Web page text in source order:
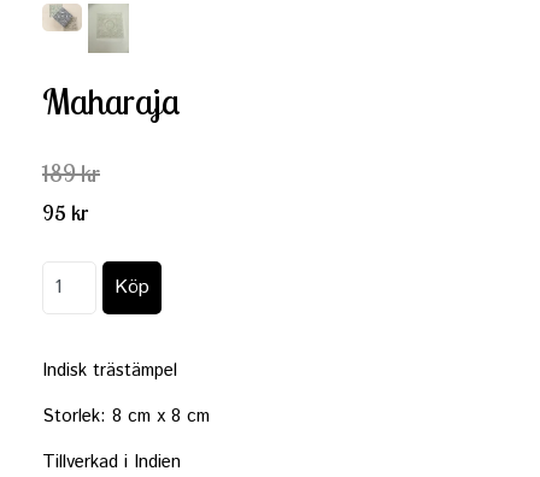
Maharaja
189 kr
95 kr
Indisk trästämpel
Storlek: 8 cm x 8 cm
Tillverkad i Indien